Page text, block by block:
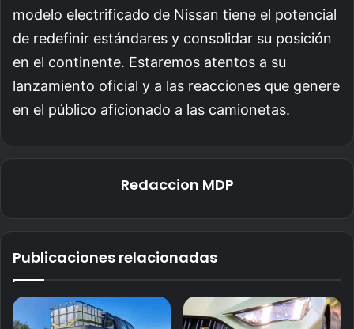
modelo electrificado de Nissan tiene el potencial
de redefinir estándares y consolidar su posición
en el continente. Estaremos atentos a su
lanzamiento oficial y a las reacciones que genere
en el público aficionado a las camionetas.
Redaccion MDP
Publicaciones relacionadas